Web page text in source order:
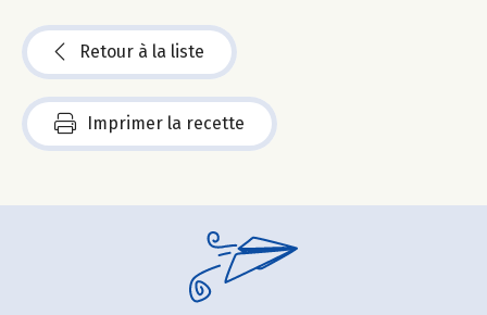
Retour à la liste
Imprimer la recette